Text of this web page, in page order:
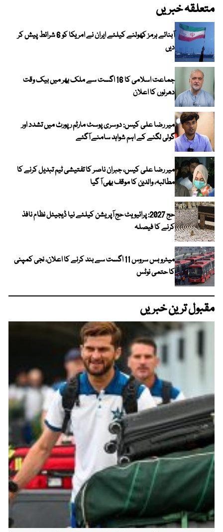
متعلقہ خبریں
آبنائے ہرمز کھولنے کیلئے ایران نے امریکا کو 6 شرائط پیش کر
دیں
جماعت اسلامی کا 16 اگست سے ملک بھر میں بیک وقت
دھرنوں کا اعلان
میر رضا علی کیس: دوسری پوسٹ مارٹم رپورٹ میں تشدد اور
گولی لگنے کے اہم شواہد سامنے آگئے
میر رضا علی کیس، جبران ناصر کا تفتیشی ٹیم تبدیل کرنے کا
مطالبہ، والدین کا موقف بھی آ گیا
حج 2027: پرائیویٹ حج آپریشن کیلئے نیا ڈیجیٹل نظام نافذ
کرنے کا فیصلہ
میٹرو بس سروس 11 اگست سے بند کرنے کا اعلان، نجی کمپنی
کا حتمی نوٹس
مقبول ترین خبریں